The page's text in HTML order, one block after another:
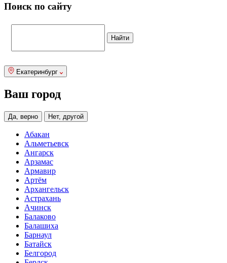
Поиск по сайту
Екатеринбург
Ваш город
Да, верно Нет, другой
Абакан
Альметьевск
Ангарск
Арзамас
Армавир
Артём
Архангельск
Астрахань
Ачинск
Балаково
Балашиха
Барнаул
Батайск
Белгород